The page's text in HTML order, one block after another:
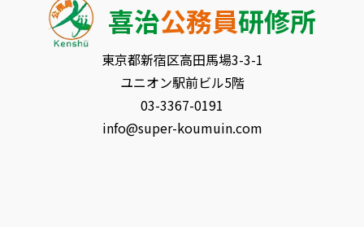
喜治公務員研修所
東京都新宿区⾼⽥⾺場3-3-1
ユニオン駅前ビル5階
03-3367-0191
info@super-koumuin.com